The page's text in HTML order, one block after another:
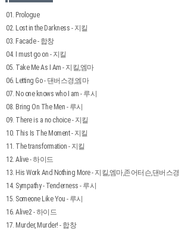
01. Prologue
02. Lost in the Darkness - 지킬
03. Facade - 합창
04. I must go on - 지킬
05. Take Me As I Am - 지킬,엠마
06. Letting Go - 댄버스경,엠마
07. No one knows who I am - 루시
08. Bring On The Men - 루시
09. There is a no choice - 지킬
10. This Is The Moment - 지킬
11. The transformation - 지킬
12. Alive - 하이드
13. His Work And Nothing More - 지킬,엠마,존어터슨,댄버스경
14. Sympathy - Tenderness - 루시
15. Someone Like You - 루시
16. Alive2 - 하이드
17. Murder, Murder! - 합창